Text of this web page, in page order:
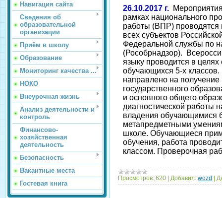
Навигация сайта
Сведения об
образовательной
организации
Приём в школу
Образование
Мониторинг качества ...
НОКО
Внеурочная жизнь
Анализ деятельности и
контроль
Финансово-
хозяйственная
деятельность
Безопасность
Вакантные места
Гостевая книга
26.10.2017 г.
рамках национального
работы (ВПР) проводятся
всех субъектов
Федеральной службы по
(Рособрнадзор).
языку проводится в целях
обучающихся 5-х
направлено на
государственного
и основного общего
диагностической работы
владения обучающимися
метапредметными
школе. Обучающиеся
обучения, работа
классом. Проверочная
Просмотров: 620 | Добавил: wozd |